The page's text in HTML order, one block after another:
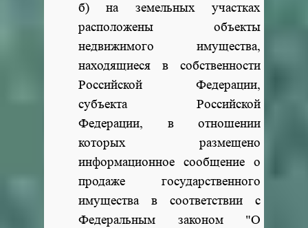
б) на земельных участках
расположены объекты
недвижимого имущества,
находящиеся в собственности
Российской Федерации,
субъекта Российской
Федерации, в отношении
которых размещено
информационное сообщение о
продаже государственного
имущества в соответствии с
Федеральным законом "О